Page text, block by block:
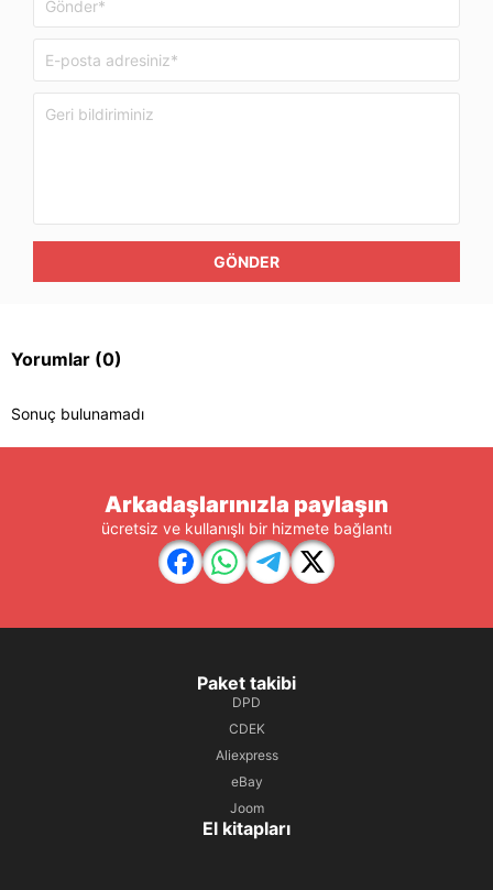
GÖNDER
Yorumlar (0)
Sonuç bulunamadı
Arkadaşlarınızla paylaşın
ücretsiz ve kullanışlı bir hizmete bağlantı
Paket takibi
DPD
CDEK
Aliexpress
eBay
Joom
El kitapları